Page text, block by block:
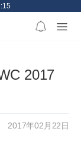
2017
2017年02月22日